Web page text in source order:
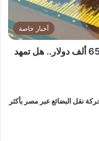
أخبار خاصة
حيتان بيتكوين تعزز مراكزها دون 65 ألف دولار.. هل تمهد
نقل البضائع عبر مصر بأكثر